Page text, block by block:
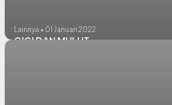
Lainnya • 01 Januari 2022
GIGI DAN MULUT